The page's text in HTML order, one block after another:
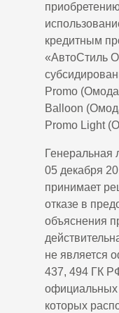
кредитным
«АвтоCтиль
Promo
Balloon
Promo Light
Генеральная
05 декабря
принимает
отказе в
объяснения
не является
437, 494 ГК
официальных
которых